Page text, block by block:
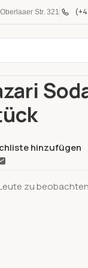
Str. 321
hinzufügen
zu